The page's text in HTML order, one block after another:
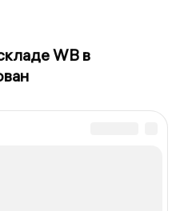
WB в